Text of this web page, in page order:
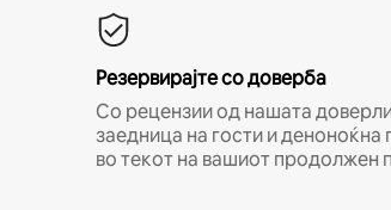
Резервирајте со доверба
Со рецензии од нашата
заедница на гости и
во текот на вашиот продолжен